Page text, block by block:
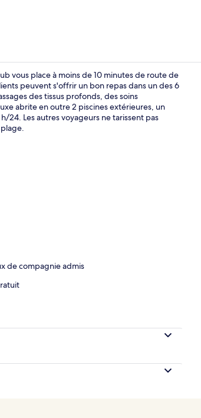
Oceanfront
vous place à moins de 10 minutes de route de
peuvent s'offrir un bon repas dans un des 6
des tissus profonds, des soins
abrite en outre 2 piscines extérieures, un
24. Les autres voyageurs ne tarissent pas
de compagnie admis